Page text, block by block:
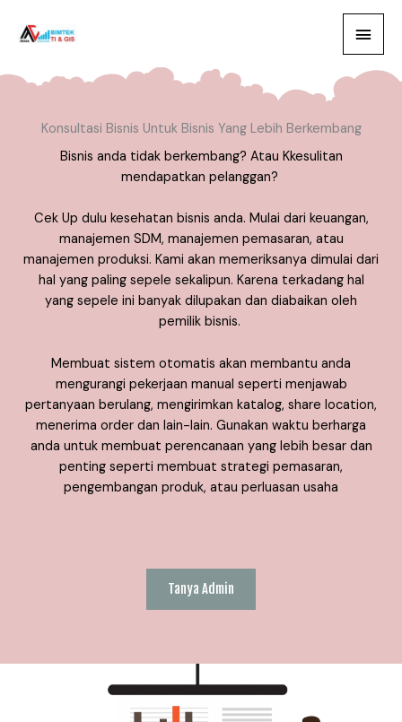
Menu
Utama
Konsultasi Bisnis Untuk Bisnis Yang Lebih Berkembang
Bisnis anda tidak berkembang? Atau Kkesulitan
mendapatkan pelanggan?
Cek Up dulu kesehatan bisnis anda. Mulai dari keuangan,
manajemen SDM, manajemen pemasaran, atau
manajemen produksi. Kami akan memeriksanya dimulai dari
hal yang paling sepele sekalipun. Karena terkadang hal
yang sepele ini banyak dilupakan dan diabaikan oleh
pemilik bisnis.
Membuat sistem otomatis akan membantu anda
mengurangi pekerjaan manual seperti menjawab
pertanyaan berulang, mengirimkan katalog, share location,
menerima order dan lain-lain. Gunakan waktu berharga
anda untuk membuat perencanaan yang lebih besar dan
penting seperti membuat strategi pemasaran,
pengembangan produk, atau perluasan usaha
Tanya Admin